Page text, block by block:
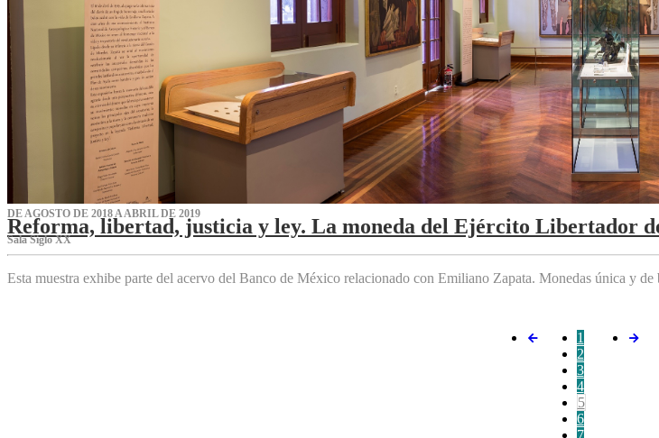
DE AGOSTO DE 2018 A ABRIL DE 2019
Reforma, libertad, justicia y ley. La moneda del Ejército Libertador
Sala Siglo XX
Esta muestra exhibe parte del acervo del Banco de México relacionado con Emiliano Zapata. Monedas única y
1
2
3
4
5
6
7